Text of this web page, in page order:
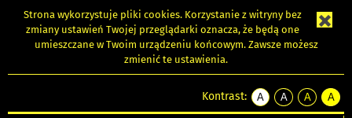
Strona wykorzystuje pliki cookies. Korzystanie z witryny bez
zmiany ustawień Twojej przeglądarki oznacza, że będą one
umieszczane w Twoim urządzeniu końcowym. Zawsze możesz
zmienić te ustawienia.
Kontrast:
A
kontrast
A
kontrast
A
kontrast
A